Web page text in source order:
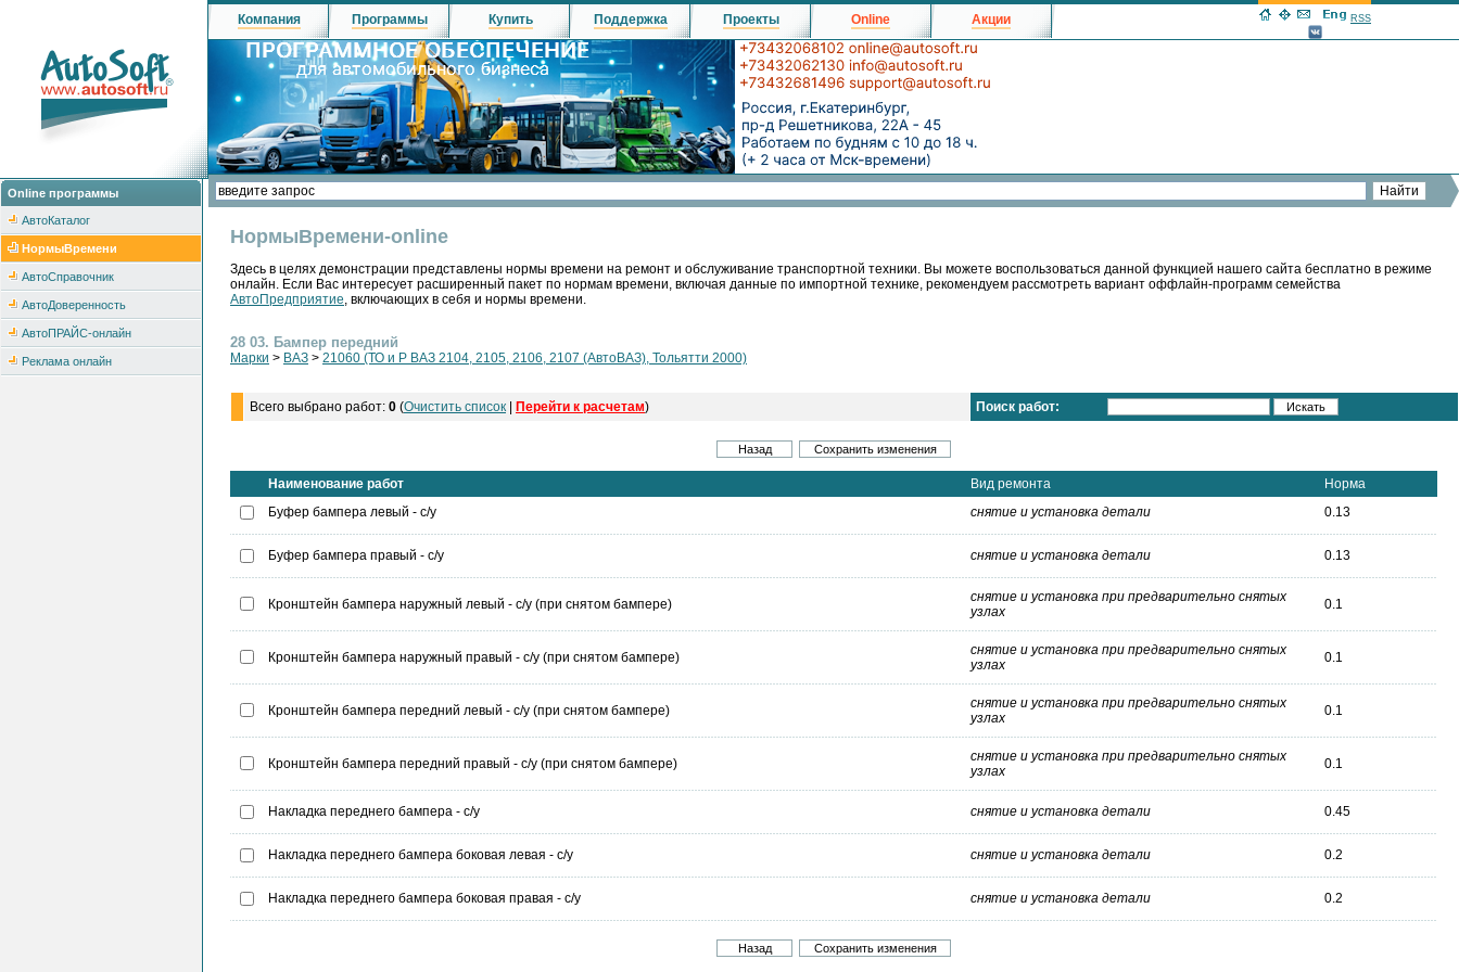
Online программы
АвтоКаталог
НормыВремени
АвтоСправочник
АвтоДоверенность
АвтоПРАЙС-онлайн
Реклама онлайн
Компания Программы Купить Поддержка Проекты Online Акции RSS
НормыВремени-online
Здесь в целях демонстрации представлены нормы времени на ремонт и обслуживание транспортной техники. Вы можете воспользоваться данной функцией нашего сайта бесплатно в режиме
онлайн. Если Вас интересует расширенный пакет по нормам времени, включая данные по импортной технике, рекомендуем рассмотреть вариант оффлайн-программ семейства
АвтоПредприятие, включающих в себя и нормы времени.
28 03. Бампер передний
Марки > ВАЗ > 21060 (ТО и Р ВАЗ 2104, 2105, 2106, 2107 (АвтоВАЗ), Тольятти 2000)
Всего выбрано работ: 0 (Очистить список | Перейти к расчетам) Поиск работ:
Наименование работ Вид ремонта
Норма
Буфер бампера левый - с/у
снятие и установка детали 0.13
Буфер бампера правый - с/у снятие и установка детали 0.13
Кронштейн бампера наружный левый - с/у (при снятом бампере)
снятие и установка при предварительно снятых
узлах
0.1
Кронштейн бампера наружный правый - с/у (при снятом бампере)
снятие и установка при предварительно снятых
узлах
0.1
Кронштейн бампера передний левый - с/у (при снятом бампере)
снятие и установка при предварительно снятых
узлах
0.1
Кронштейн бампера передний правый - с/у (при снятом бампере)
снятие и установка при предварительно снятых
узлах
0.1
Накладка переднего бампера - с/у снятие и установка детали 0.45
Накладка переднего бампера боковая левая - с/у снятие и установка детали 0.2
Накладка переднего бампера боковая правая - с/у снятие и установка детали 0.2